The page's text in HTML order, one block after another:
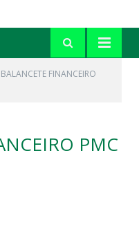
BALANCETE FINANCEIRO
PMC